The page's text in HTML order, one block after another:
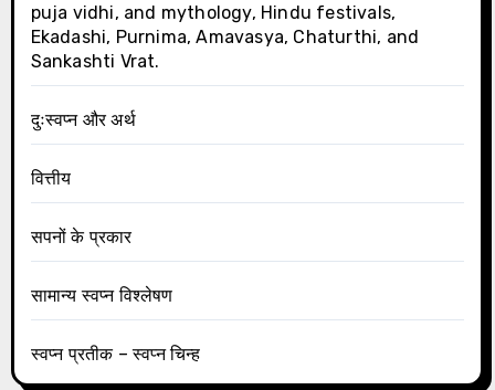
puja vidhi, and mythology, Hindu festivals,
Ekadashi, Purnima, Amavasya, Chaturthi, and
Sankashti Vrat.
दुःस्वप्न और अर्थ
वित्तीय
सपनों के प्रकार
सामान्य स्वप्न विश्लेषण
स्वप्न प्रतीक – स्वप्न चिन्ह